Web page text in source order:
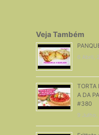
Veja Também
6 Abril,
TORTA
A DA
#380
9 Julho,